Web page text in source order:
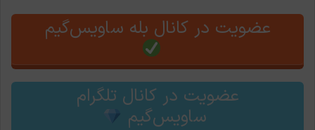
عضویت در کانال بله ساویس‌گیم
عضویت در کانال تلگرام
ساویس‌گیم